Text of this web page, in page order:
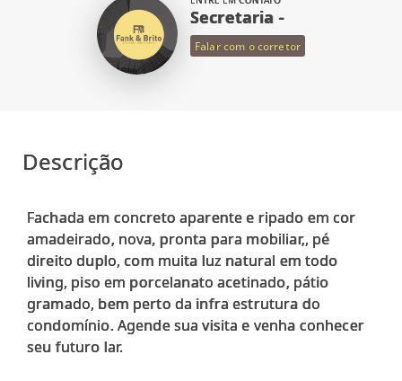
Secretaria -
Falar com o corretor
Descrição
Fachada em concreto aparente e ripado em cor
amadeirado, nova, pronta para mobiliar,, pé
direito duplo, com muita luz natural em todo
living, piso em porcelanato acetinado, pátio
gramado, bem perto da infra estrutura do
condomínio. Agende sua visita e venha conhecer